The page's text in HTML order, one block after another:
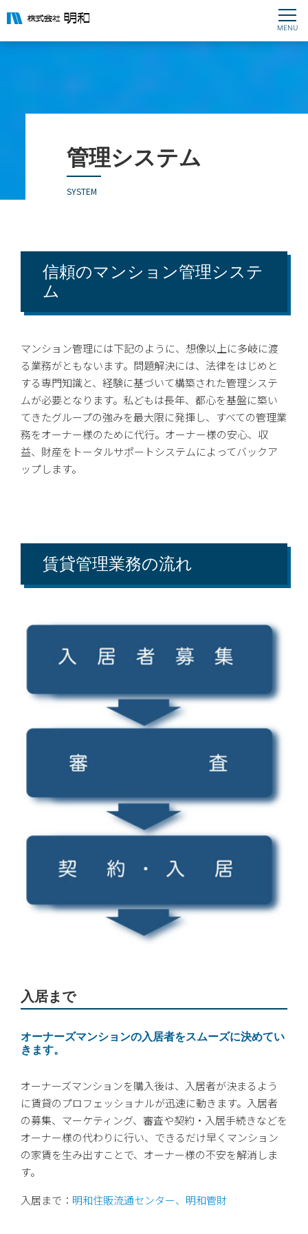
管理システム
SYSTEM
信頼のマンション管理システ
ム
マンション管理には下記のように、想像以上に多岐に渡
る業務がともないます。問題解決には、法律をはじめと
する専門知識と、経験に基づいて構築された管理システ
ムが必要となります。私どもは長年、都心を基盤に築い
てきたグループの強みを最大限に発揮し、すべての管理業
務をオーナー様のために代行。オーナー様の安心、収
益、財産をトータルサポートシステムによってバックア
ップします。
賃貸管理業務の流れ
入居まで
オーナーズマンションの入居者をスムーズに決めてい
きます。
オーナーズマンションを購入後は、入居者が決まるよう
に賃貸のプロフェッショナルが迅速に動きます。入居者
の募集、マーケティング、審査や契約・入居手続きなどを
オーナー様の代わりに行い、できるだけ早くマンション
の家賃を生み出すことで、オーナー様の不安を解消しま
す。
入居まで： 明和住販流通センター、明和管財